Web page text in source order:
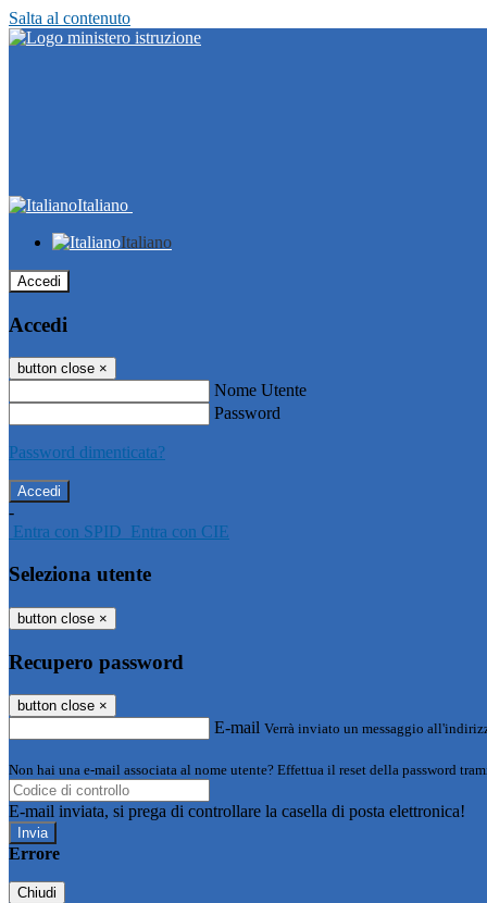
Salta al contenuto
Italiano
Italiano
Accedi
Accedi
button close ×
Nome Utente
Password
Password dimenticata?
-
Entra con SPID Entra con CIE
Seleziona utente
button close ×
Recupero password
button close ×
E-mail Verrà inviato un messaggio
Non hai una e-mail associata al nome utente? Effettua il reset della password
E-mail inviata, si prega di controllare la casella di posta elettronica!
Errore
Chiudi